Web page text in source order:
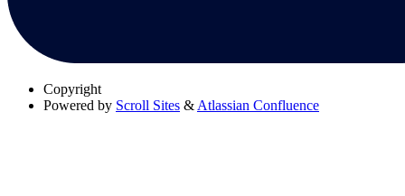
Copyright
Powered by Scroll Sites & Atlassian Confluence